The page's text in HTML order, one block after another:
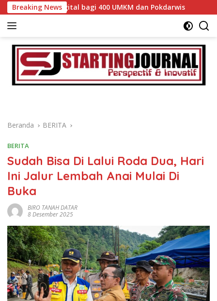
Langsung
ke
konten
Breaking News
Digital bagi 400 UMKM dan Pokdarwis Bupati Eka
Beranda BERITA
BERITA
Sudah Bisa Di Lalui Roda Dua, Hari
Ini Jalur Lembah Anai Mulai Di
Buka
BIRO TANAH DATAR
8 Desember 2025